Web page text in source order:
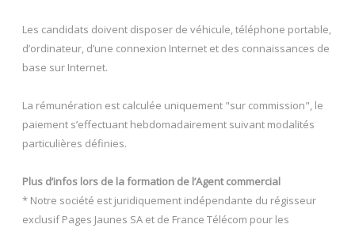
Les candidats doivent disposer de véhicule, téléphone portable,
d’ordinateur, d’une connexion Internet et des connaissances de
base sur Internet.
La rémunération est calculée uniquement "sur commission", le
paiement s’effectuant hebdomadairement suivant modalités
particulières définies.
Plus d’infos lors de la formation de l’Agent commercial
* Notre société est juridiquement indépendante du régisseur
exclusif Pages Jaunes SA et de France Télécom pour les